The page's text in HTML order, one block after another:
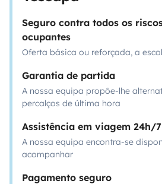
Seguro contra todos os
ocupantes
Oferta básica ou reforçada, a
Garantia de partida
A nossa equipa propõe-lhe
percalços de última hora
Assistência em viagem 24h/7
A nossa equipa encontra-se
acompanhar
Pagamento seguro